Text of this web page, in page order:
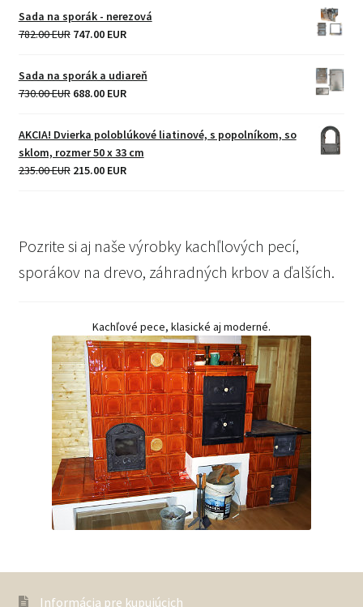
9.20 EUR.5.90 EUR.
Sada na sporák - nerezová
782.00 EUR Original
was:
782.00 EUR.
747.00 EURCurrent
747.00 EUR.
Sada na sporák a udiareň
730.00 EUR Original
was:
730.00 EUR.
688.00 EURCurrent
is:
688.00 EUR.
AKCIA! Dvierka poloblúkové liatinové, s popolníkom, so
sklom, rozmer 50 x 33 cm
235.00 EUR Original
215.00 EURCurrent
Pozrite si aj naše výrobky kachľlových pecí,
sporákov na drevo, záhradných krbov a ďalších.
Kachľové pece, klasické aj moderné.
Informácia pre kupujúcich